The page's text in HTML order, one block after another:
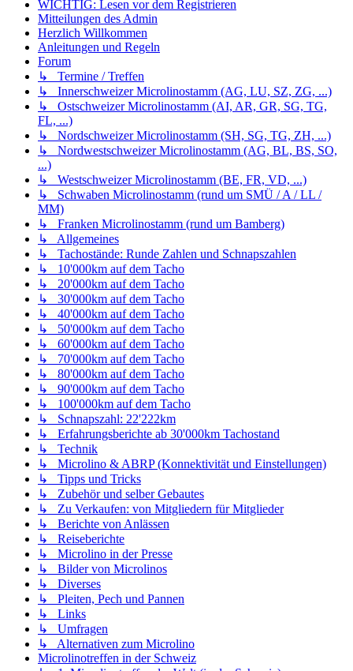
WICHTIG: Lesen vor dem Registrieren
Mitteilungen des Admin
Herzlich Willkommen
Anleitungen und Regeln
Forum
↳ Termine / Treffen
↳ Innerschweizer Microlinostamm (AG, LU, SZ, ZG, ...)
↳ Ostschweizer Microlinostamm (AI, AR, GR, SG, TG,
FL, ...)
↳ Nordschweizer Microlinostamm (SH, SG, TG, ZH, ...)
↳ Nordwestschweizer Microlinostamm (AG, BL, BS, SO,
...)
↳ Westschweizer Microlinostamm (BE, FR, VD, ...)
↳ Schwaben Microlinostamm (rund um SMÜ / A / LL /
MM)
↳ Franken Microlinostamm (rund um Bamberg)
↳ Allgemeines
↳ Tachostände: Runde Zahlen und Schnapszahlen
↳ 10'000km auf dem Tacho
↳ 20'000km auf dem Tacho
↳ 30'000km auf dem Tacho
↳ 40'000km auf dem Tacho
↳ 50'000km auf dem Tacho
↳ 60'000km auf dem Tacho
↳ 70'000km auf dem Tacho
↳ 80'000km auf dem Tacho
↳ 90'000km auf dem Tacho
↳ 100'000km auf dem Tacho
↳ Schnapszahl: 22'222km
↳ Erfahrungsberichte ab 30'000km Tachostand
↳ Technik
↳ Microlino & ABRP (Konnektivität und Einstellungen)
↳ Tipps und Tricks
↳ Zubehör und selber Gebautes
↳ Zu Verkaufen: von Mitgliedern für Mitglieder
↳ Berichte von Anlässen
↳ Reiseberichte
↳ Microlino in der Presse
↳ Bilder von Microlinos
↳ Diverses
↳ Pleiten, Pech und Pannen
↳ Links
↳ Umfragen
↳ Alternativen zum Microlino
Microlinotreffen in der Schweiz